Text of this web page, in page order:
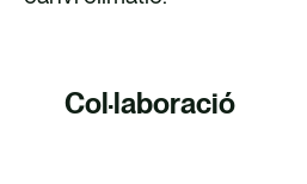
Col·laboració